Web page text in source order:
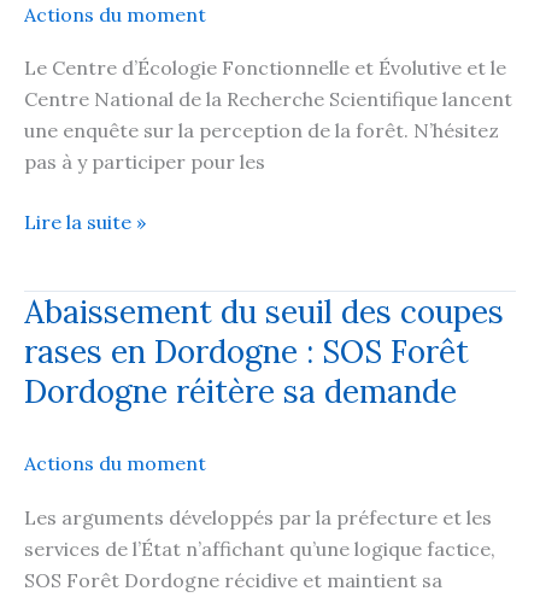
riche
et
dynamique
!
Actions du moment
Le Centre d’Écologie Fonctionnelle et Évolutive et le
Centre National de la Recherche Scientifique lancent
une enquête sur la perception de la forêt. N’hésitez
pas à y participer pour les
Participez
du
CEFE-
CNRS
sur
forêt
Lire la suite »
Abaissement du seuil des coupes
rases en Dordogne : SOS Forêt
Dordogne réitère sa demande
Actions du moment
Les arguments développés par la préfecture et les
services de l’État n’affichant qu’une logique factice,
SOS Forêt Dordogne récidive et maintient sa